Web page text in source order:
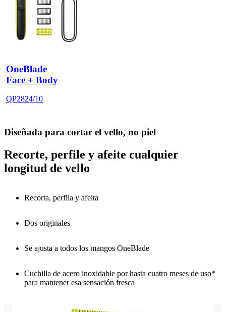
OneBlade
Face + Body
QP2824/10
Diseñada para cortar el vello, no piel
Recorte, perfile y afeite cualquier
longitud de vello
Recorta, perfila y afeita
Dos originales
Se ajusta a todos los mangos OneBlade
Cuchilla de acero inoxidable por hasta cuatro meses de uso*
para mantener esa sensación fresca